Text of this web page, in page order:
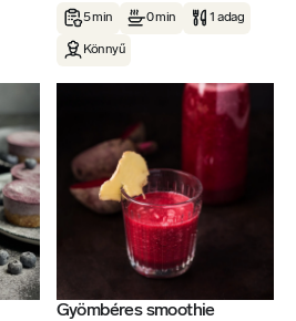
5 min 0 min 1 adag
Könnyű
Gyömbéres smoothie